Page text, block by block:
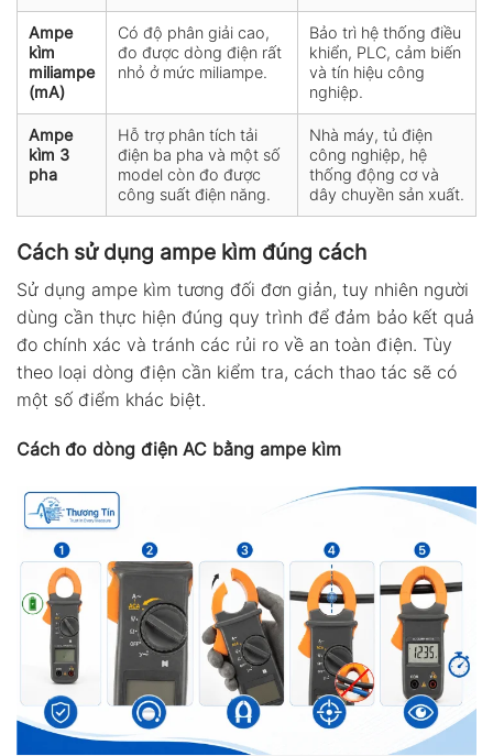
Ampe
kìm
miliampe
(mA)
Có độ phân giải cao,
đo được dòng điện rất
nhỏ ở mức miliampe.
Bảo trì hệ thống điều
khiển, PLC, cảm biến
và tín hiệu công
nghiệp.
Ampe
kìm 3
pha
Hỗ trợ phân tích tải
điện ba pha và một số
model còn đo được
công suất điện năng.
Nhà máy, tủ điện
công nghiệp, hệ
thống động cơ và
dây chuyền sản xuất.
Cách sử dụng ampe kìm đúng cách
Sử dụng ampe kìm tương đối đơn giản, tuy nhiên người
dùng cần thực hiện đúng quy trình để đảm bảo kết quả
đo chính xác và tránh các rủi ro về an toàn điện. Tùy
theo loại dòng điện cần kiểm tra, cách thao tác sẽ có
một số điểm khác biệt.
Cách đo dòng điện AC bằng ampe kìm